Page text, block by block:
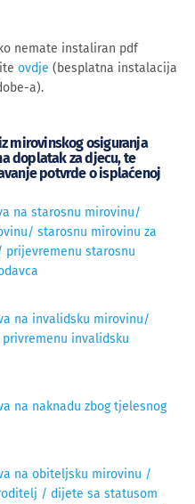
nemate instaliran pdf
ovdje (besplatna instalacija
a).
mirovinskog osiguranja
doplatak za djecu, te
potvrde o isplaćenoj
na starosnu mirovinu/
starosnu mirovinu za
prijevremenu starosnu
na invalidsku mirovinu/
invalidsku
na naknadu zbog tjelesnog
na obiteljsku mirovinu /
/ dijete sa statusom